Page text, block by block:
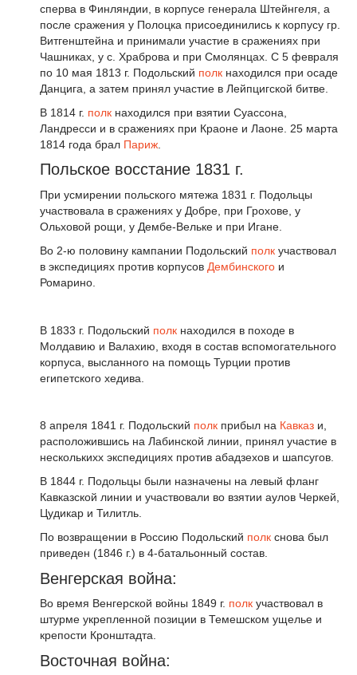
сперва в Финляндии, в корпусе генерала Штейнгеля, а
после сражения у Полоцка присоединились к корпусу гр.
Витгенштейна и принимали участие в сражениях при
Чашниках, у с. Храброва и при Смолянцах. С 5 февраля
по 10 мая 1813 г. Подольский полк находился при осаде
Данцига, а затем принял участие в Лейпцигской битве.
В 1814 г. полк находился при взятии Суассона,
Ландресси и в сражениях при Краоне и Лаоне. 25 марта
1814 года брал Париж
Польское восстание 1831 г.
При усмирении польского мятежа 1831 г. Подольцы
участвовала в сражениях у Добре, при Грохове, у
Ольховой рощи, у Дембе-Вельке и при Игане.
Во 2-ю половину кампании Подольский полк участвовал
в экспедициях против корпусов Дембинского и
Ромарино.
В 1833 г. Подольский полк находился в походе в
Молдавию и Валахию, входя в состав вспомогательного
корпуса, высланного на помощь Турции против
египетского хедива.
8 апреля 1841 г. Подольский полк прибыл на Кавказ и,
расположившись на Лабинской линии, принял участие в
несколькихх экспедициях против абадзехов и шапсугов.
В 1844 г. Подольцы были назначены на левый фланг
Кавказской линии и участвовали во взятии аулов Черкей,
Цудикар и Тилитль.
По возвращении в Россию Подольский полк снова был
приведен (1846 г.) в 4-батальонный состав.
Венгерская война:
Во время Венгерской войны 1849 г. полк участвовал в
штурме укрепленной позиции в Темешском ущелье и
крепости Кронштадта.
Восточная война: